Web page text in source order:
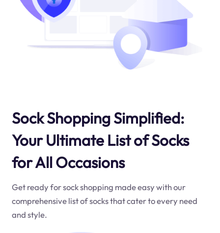
Sock Shopping Simplified:
Your Ultimate List of Socks
for All Occasions
Get ready for sock shopping made easy with our
comprehensive list of socks that cater to every need
and style.